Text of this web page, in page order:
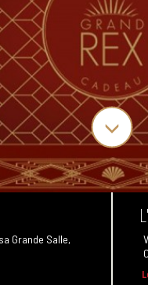
Grande Salle,